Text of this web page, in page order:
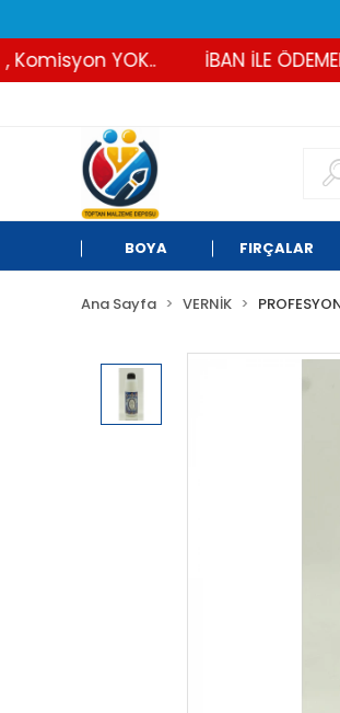
YOK.. İBAN İLE
BOYA FIRÇALAR
Ana Sayfa VERNİK